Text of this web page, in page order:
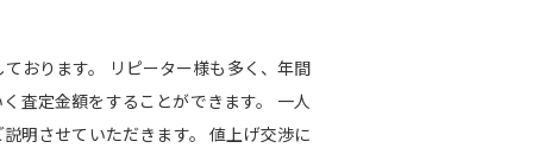
おります。 リピーター様も多く、年間
査定金額をすることができます。 一人
明させていただきます。 値上げ交渉に